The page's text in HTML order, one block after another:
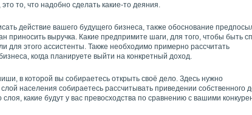
то, что надобно сделать какие-то деяния.
действие вашего будущего бизнеса, также обоснование
приносить выручка. Какие предпримите шаги, для того, чтобы быть
для этого ассистенты. Также необходимо примерно рассчитать
когда планируете выйти на конкретный доход.
в которой вы собираетесь открыть своё дело. Здесь нужно
населения собираетесь рассчитывать приведении собственного
слоя, какие будут у вас превосходства по сравнению с вашими